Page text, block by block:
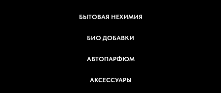
БЫТОВАЯ НЕХИМИЯ
БИО ДОБАВКИ
АВТОПАРФЮМ
АКСЕССУАРЫ